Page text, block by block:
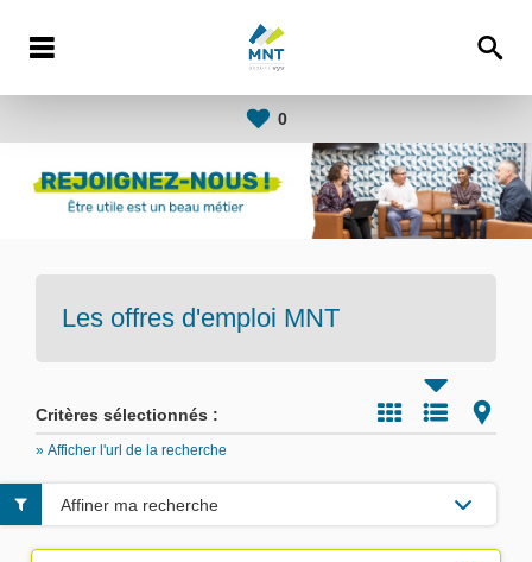
0
Les offres d'emploi MNT
Critères sélectionnés :
» Afficher l'url de la recherche
Affiner ma recherche